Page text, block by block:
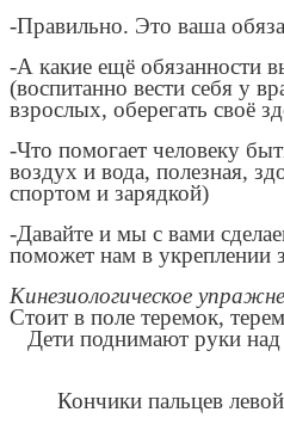
-Правильно. Это ваша
-А какие ещё обязанности
(воспитанно вести себя у
взрослых, оберегать своё
-Что помогает человеку
воздух и вода, полезная,
спортом и зарядкой)
-Давайте и мы с вами
поможет нам в укреплении
Кинезиологическое
Стоит в поле
Дети поднимают руки над
Кончики пальцев левой